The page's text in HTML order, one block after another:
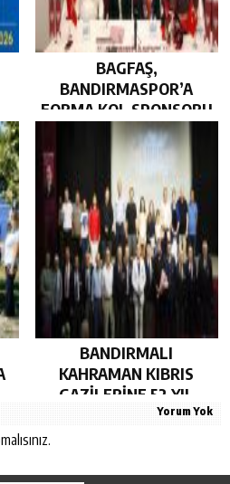
BAGFAŞ,
BANDIRMASPOR’A
FORMA KOL SPONSORU
OLARAK KUCAK AÇTI…
BANDIRMALI
KAHRAMAN KIBRIS
GAZİLERİNE 52 YIL
SONRA AHD-İ VEFA…
Yorum Yok